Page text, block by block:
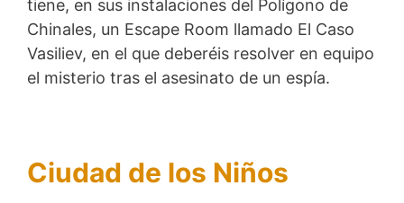
tiene, en sus instalaciones del Polígono de
Chinales, un Escape Room llamado El Caso
Vasiliev, en el que deberéis resolver en equipo
el misterio tras el asesinato de un espía.
Ciudad de los Niños